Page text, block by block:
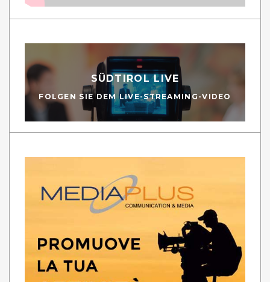
SÜDTIROL LIVE
FOLGEN SIE DEM LIVE-STREAMING-VIDEO